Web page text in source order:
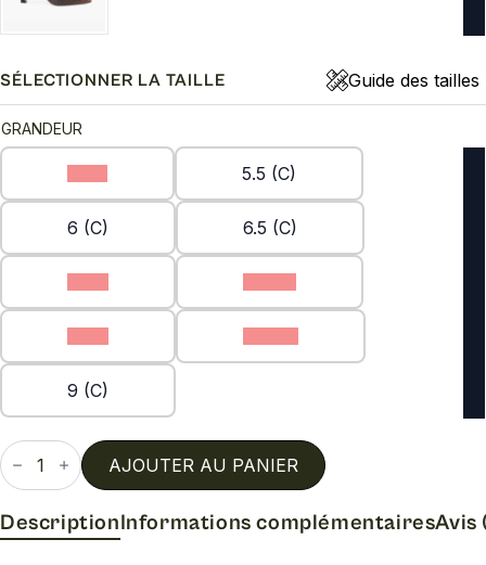
SÉLECTIONNER LA TAILLE Guide des tailles
GRANDEUR
5.5 (C)
6 (C) 6.5 (C)
9 (C)
quantité
de
Darrah
AJOUTER AU PANIER
DescriptionInformations complémentairesAvis